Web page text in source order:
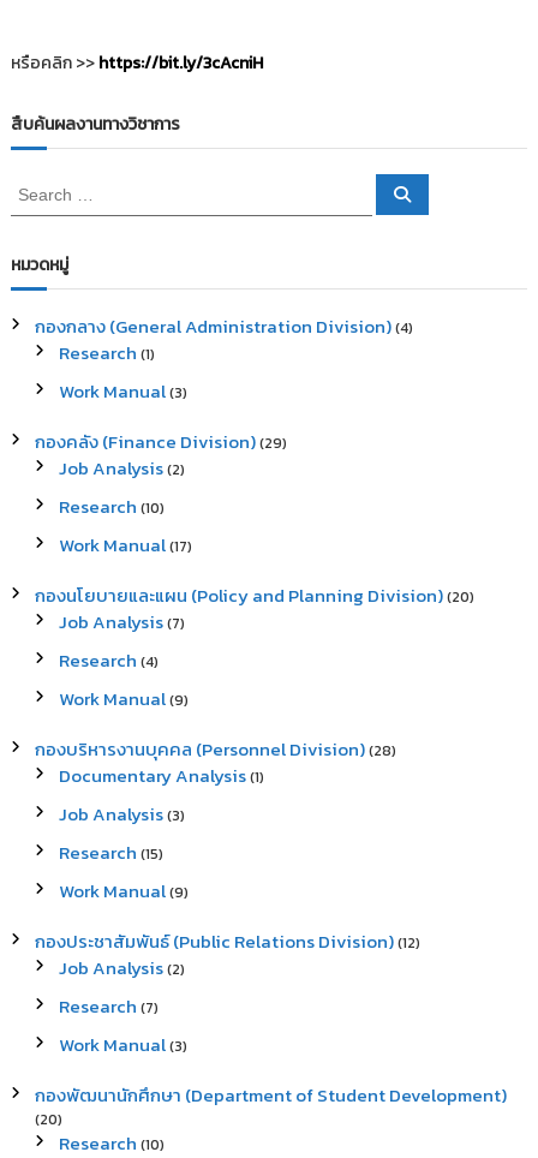
ง
น
วิ
ย
หรือคลิก >>https://bit.ly/3cAcniH
สืบค้นผลงานทางวิชาการ
e
r
c
f
S
หมวดหมู่
กองกลาง (General Administration Division)(4)
Research (1)
Work Manual(3)
กองคลัง (Finance Division)(29)
Job Analysis(2)
Research (10)
Work Manual(17)
กองนโยบายและแผน (Policy and Planning Division)(20)
Job Analysis(7)
Research (4)
Work Manual(9)
กองบริหารงานบุคคล (Personnel Division)(28)
Documentary Analysis(1)
Job Analysis(3)
Research (15)
Work Manual(9)
กองประชาสัมพันธ์ (Public Relations Division)(12)
Job Analysis(2)
Research (7)
Work Manual(3)
กองพัฒนานักศึกษา (Department of Student Development)
(20)
Research (10)